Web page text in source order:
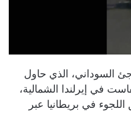
السوداني، الذي حاول
في إيرلندا الشمالية،
في بريطانيا عبر